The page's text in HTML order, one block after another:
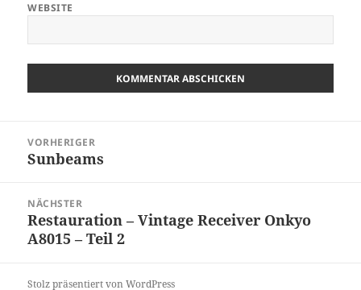
WEBSITE
VORHERIGER
Vorheriger
Sunbeams
NÄCHSTER
Nächster
Beitrag:
Restauration – Vintage Receiver Onkyo
A8015 – Teil 2
Stolz präsentiert von WordPress